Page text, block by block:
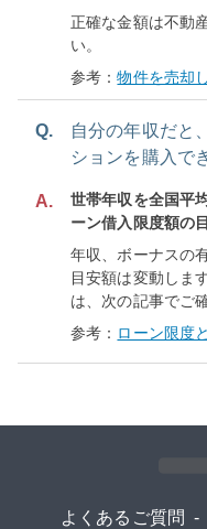
正確な金額は不動
い。
参考：物件を売却
Q.
自分の年収だと
ションを購入で
A.
世帯年収を全国平
ーン借入限度額の
年収、ボーナスの
目安額は変動しま
は、次の記事でご
参考： ローン限度
よくあるご質問 -